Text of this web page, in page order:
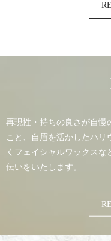
再現性・持ちの良さが自慢
こと、自眉を活かしたハ
くフェイシャルワックス
伝いをいたします。